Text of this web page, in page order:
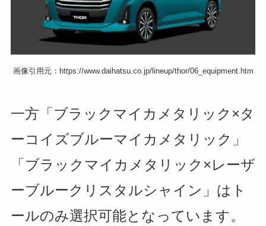
画像引用元：https://www.daihatsu.co.jp/lineup/thor/06_equipment.htm
一方「ブラックマイカメタリック×タ
ーコイズブルーマイカメタリック」
「ブラックマイカメタリック×レーザ
ーブルークリスタルシャイン」はト
ールのみ選択可能となっています。